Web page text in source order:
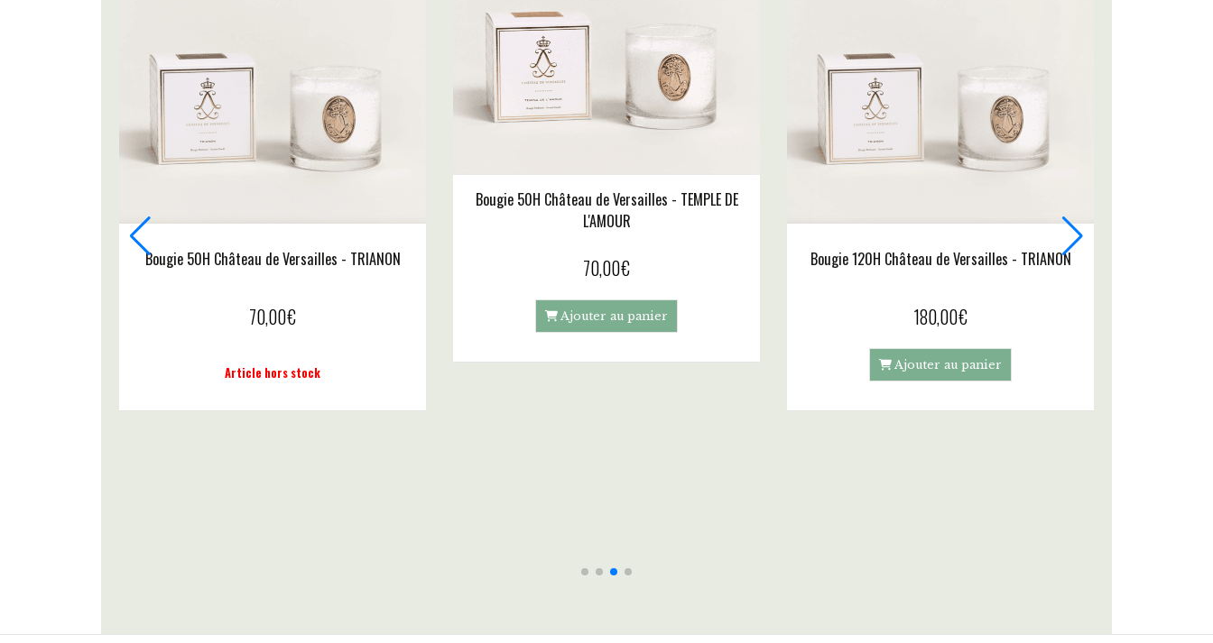
Recharge 500ml Château de Versailles - TRIANON
Bougie 50H Château de Versailles - TRIANON
70,00€
L'AMOUR
70,00€
Ajouter au panier